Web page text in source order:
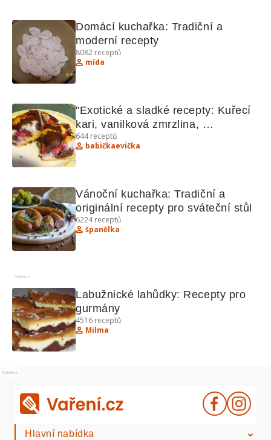
Domácí kuchařka: Tradiční a
moderní recepty
8082 receptů
mída
"Exotické a sladké recepty: Kuřecí
kari, vanilková zmrzlina,
mramorový koláč"
644receptů
babičkaevička
Vánoční kuchařka: Tradiční a
originální recepty pro sváteční stůl
6224receptů
španělka
Reklama
Labužnické lahůdky: Recepty pro
gurmány
4516 receptů
Milma
Reklama
Hlavní nabídka